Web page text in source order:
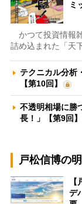
ミ
かつて投資情報
詰め込まれた「天
テクニカル分析
【第10回】
不透明相場に勝
長！」【第9回】
戸松信博の
デ